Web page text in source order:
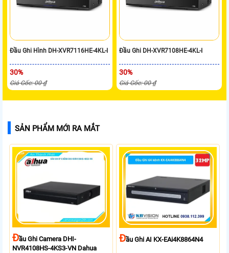
Đầu Ghi Hình DH-XVR7116HE-4KL-I
30%
Giá Gốc: 00 ₫
Đầu Ghi DH-XVR7108HE-4KL-I
30%
Giá Gốc: 00 ₫
SẢN PHẨM MỚI RA MẮT
ĐẦu Ghi Camera DHI-
NVR4108HS-4KS3-VN Dahua
ĐẦu Ghi AI KX-EAi4K8864N4